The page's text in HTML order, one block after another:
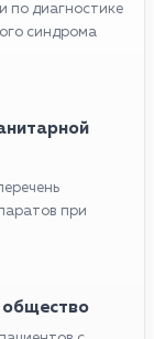
по диагностике
синдрома
при
общество